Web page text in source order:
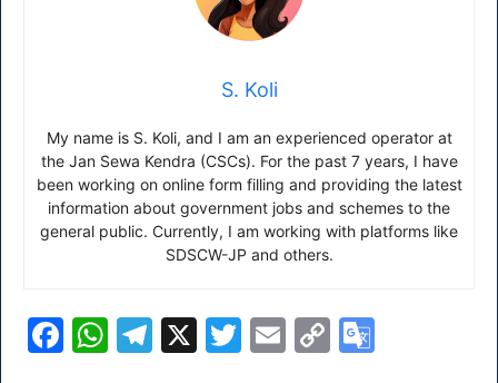
S. Koli
My name is S. Koli, and I am an experienced operator at
the Jan Sewa Kendra (CSCs). For the past 7 years, I have
been working on online form filling and providing the latest
information about government jobs and schemes to the
general public. Currently, I am working with platforms like
SDSCW-JP and others.
F
W T
X
T
E
C